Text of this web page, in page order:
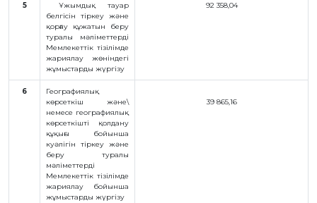
5
Ұжымдық тауар
белгісін тіркеу және
қорғау құжатын беру
туралы мәліметтерді
Мемлекеттік тізілімде
жариялау жөніндегі
жұмыстарды жүргізу
92 358,04
6
Географиялық
көрсеткіш және\
немесе географиялық
көрсеткішті қолдану
құқығы бойынша
куәлігін тіркеу және
беру туралы
мәліметтерді
Мемлекеттік тізілімде
жариялау бойынша
жұмыстарды жүргізу
39 865,16